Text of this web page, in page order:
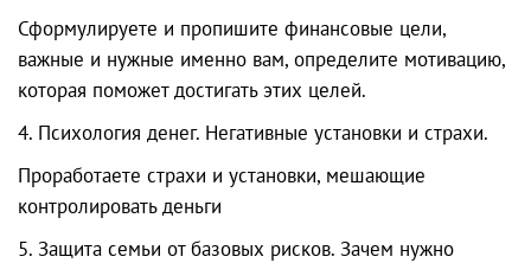
Сформулируете и пропишите финансовые цели,
важные и нужные именно вам, определите мотивацию,
которая поможет достигать этих целей.
4. Психология денег. Негативные установки и страхи.
Проработаете страхи и установки, мешающие
контролировать деньги
5. Защита семьи от базовых рисков. Зачем нужно